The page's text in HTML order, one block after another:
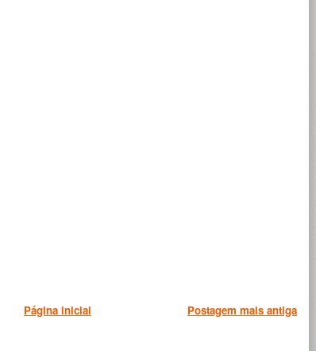
Postagem mais antiga
Página inicial